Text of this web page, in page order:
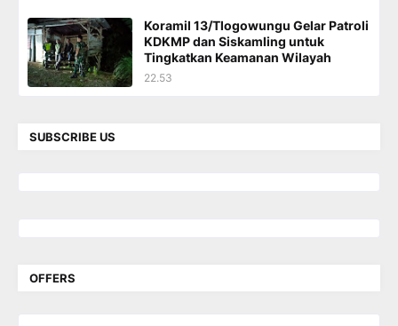
Koramil 13/Tlogowungu Gelar Patroli
KDKMP dan Siskamling untuk
Tingkatkan Keamanan Wilayah
22.53
SUBSCRIBE US
OFFERS